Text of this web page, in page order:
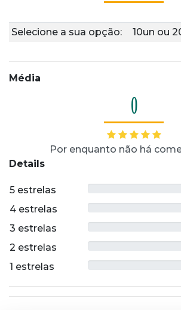
Selecione a sua opção: 10un ou
Média
0
Por enquanto não há
Details
5 estrelas
4 estrelas
3 estrelas
2 estrelas
1 estrelas